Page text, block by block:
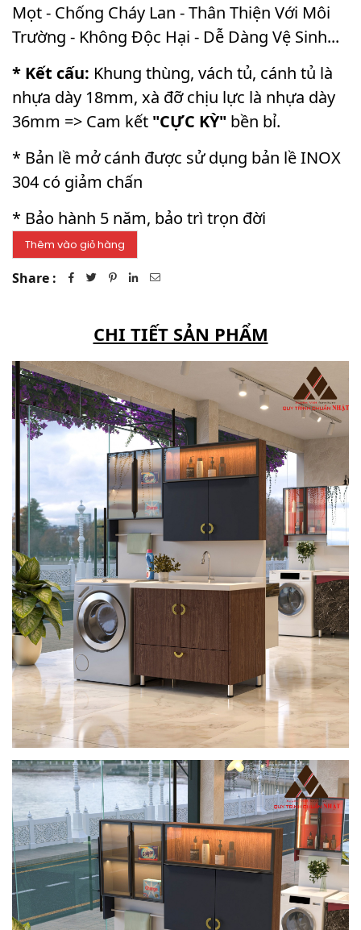
Mọt - Chống Cháy Lan - Thân Thiện Với Môi
Trường - Không Độc Hại - Dễ Dàng Vệ Sinh...
* Kết cấu: Khung thùng, vách tủ, cánh tủ là
nhựa dày 18mm, xà đỡ chịu lực là nhựa dày
36mm => Cam kết "CỰC KỲ" bền bỉ.
* Bản lề mở cánh được sử dụng bản lề INOX
304 có giảm chấn
* Bảo hành 5 năm, bảo trì trọn đời
Share :
CHI TIẾT SẢN PHẨM